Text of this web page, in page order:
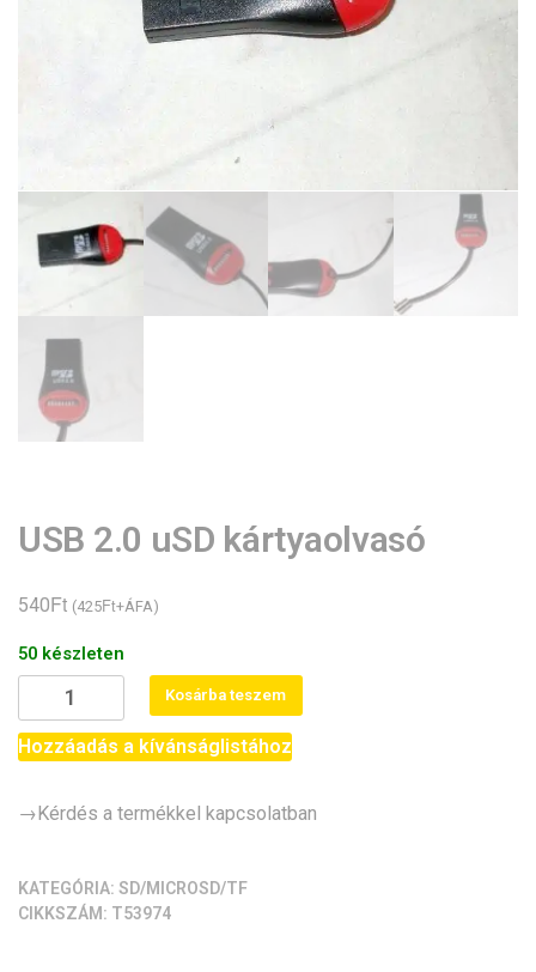
USB 2.0 uSD kártyaolvasó
540Ft (425Ft+ÁFA)
50 készleten
2.0
uSD
mennyiség
Kosárba teszem
Hozzáadás a kívánságlistához
→Kérdés a termékkel kapcsolatban
KATEGÓRIA: SD/MICROSD/TF
CIKKSZÁM: T53974